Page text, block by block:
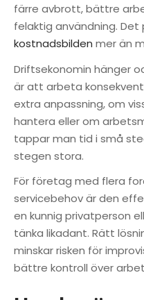
färre avbrott, bättre
felaktig användning. Det
kostnadsbilden mer än
Driftsekonomin hänger
är att arbeta
extra anpassning, om
hantera eller om
tappar man tid i små
stegen stora.
För företag med flera
servicebehov är den
en kunnig privatperson
tänka likadant. Rätt
minskar risken för
bättre kontroll över